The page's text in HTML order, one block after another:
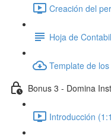
Creación del
Hoja de
Template de
Bonus 3 - Domina
Introducción